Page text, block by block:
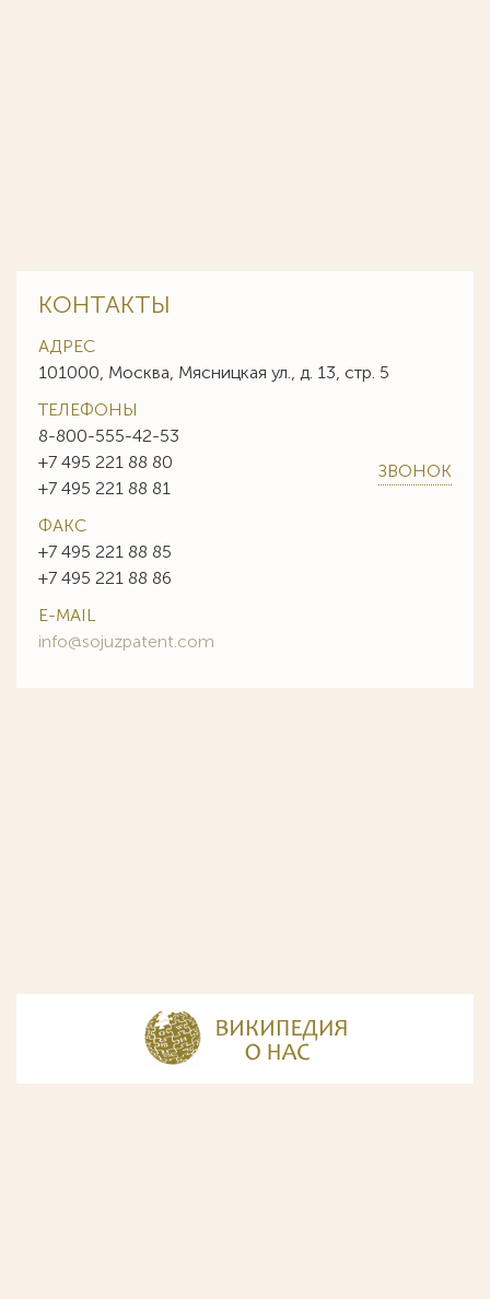
КОНТАКТЫ
АДРЕС
101000, Москва, Мясницкая ул., д. 13, стр. 5
ТЕЛЕФОНЫ
8-800-555-42-53
+7 495 221 88 80
+7 495 221 88 81
ЗВОНОК
ФАКС
+7 495 221 88 85
+7 495 221 88 86
E-MAIL
info@sojuzpatent.com